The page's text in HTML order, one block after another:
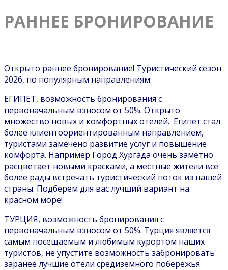
РАННЕЕ БРОНИРОВАНИЕ
Открыто раннее бронирование! Туристический сезон
2026, по популярным направлениям:
ЕГИПЕТ, возможность бронирования с
первоначальным взносом от 50%. Открыто
множество новых и комфортных отелей. Египет стал
более клиентоориентированным направлением,
туристами замечено развитие услуг и повышение
комфорта. Например Город Хургада очень заметно
расцветает новыми красками, а местные жители все
более рады встречать туристический поток из нашей
страны. Подберем для вас лучший вариант на
красном море!
ТУРЦИЯ, возможность бронирования с
первоначальным взносом от 50%. Турция является
самым посещаемым и любимым курортом наших
туристов, не упустите возможность забронировать
заранее лучшие отели средиземного побережья